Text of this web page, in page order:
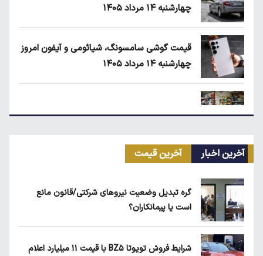
چهارشنبه ۱۴ مرداد ۱۴۰۵
قیمت گوشی سامسونگ، شیائومی و آیفون امروز
چهارشنبه ۱۴ مرداد ۱۴۰۵
زمان شارژ کالابرگ با رقم آخر کد ملی صفر تا ۲
اجاره آپارتمان در گران‌ترین مناطق تهران چقدر
بلاگرهای پردرآمد مشمول مالیات هستند
آخرین اخبار آخرین قیمت
گره تبدیل وضعیت نیروهای شرکتی/قانون مانع
است یا پیمانکاران؟
شرایط فروش تویوتا BZ۵ با قیمت ۱۱ میلیارد اعلام